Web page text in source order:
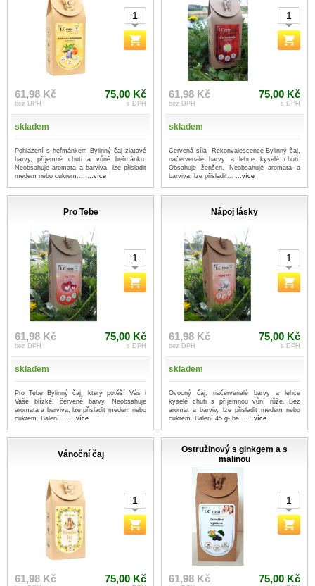
61,98 Kč
bez DPH
75,00 Kč
s DPH
skladem
Pohlazení s heřmánkem Bylinný čaj zlatavé
barvy, příjemné chuti a vůně heřmánku.
Neobsahuje aromata a barviva, lze přisladit
medem nebo cukrem.... ...více
61,98 Kč
bez DPH
75,00 Kč
s DPH
skladem
Červená síla- Rekonvalescence Bylinný čaj,
načervenalé barvy a lehce kyselé chuti.
Obsahuje ženšen. Neobsahuje aromata a
barviva, lze přisladit... ...více
Pro Tebe
61,98 Kč
bez DPH
75,00 Kč
s DPH
skladem
Pro Tebe Bylinný čaj, který potěší Vás i
Vaše blízké, červené barvy. Neobsahuje
aromata a barviva, lze přisladit medem nebo
cukrem. Balení ... ...více
Nápoj lásky
61,98 Kč
bez DPH
75,00 Kč
s DPH
skladem
Ovocný čaj, načervenalé barvy a lehce
kyselé chuti s příjemnou vůní růže. Bez
aromat a barviv, lze přisladit medem nebo
cukrem. Balení 45 g- ba... ...více
Vánoční čaj
61,98 Kč 75,00 Kč
Ostružinový s ginkgem a s
malinou
61,98 Kč 75,00 Kč